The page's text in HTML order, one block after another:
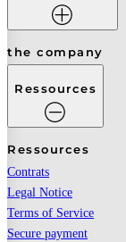
the company
Ressources
Ressources
Contrats
Legal Notice
Terms of Service
Secure payment